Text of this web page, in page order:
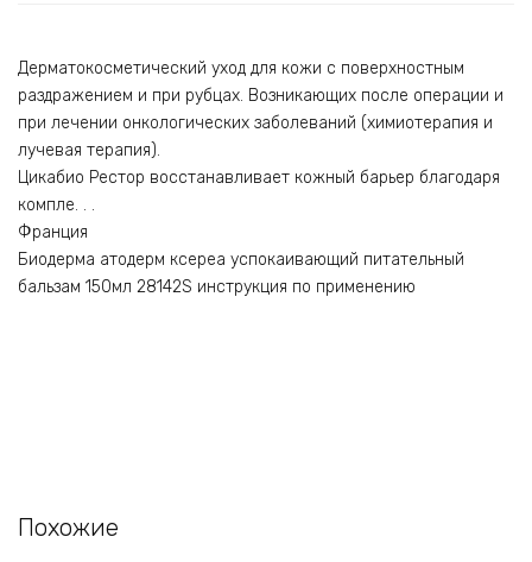
Дерматокосметический уход для кожи с поверхностным
раздражением и при рубцах. Возникающих после операции и
при лечении онкологических заболеваний (химиотерапия и
лучевая терапия).
Цикабио Рестор восстанавливает кожный барьер благодаря
компле. . .
Франция
Биодерма атодерм ксереа успокаивающий питательный
бальзам 150мл 28142S инструкция по применению
Похожие